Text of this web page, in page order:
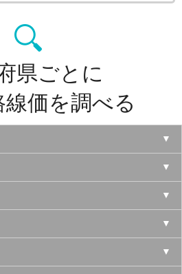
県ごとに
価を調べる